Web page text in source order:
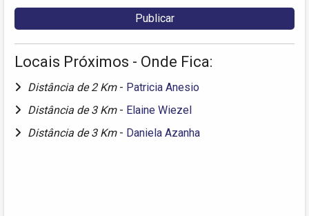
Locais Próximos - Onde Fica:
Distância de 2 Km - Patricia Anesio
Distância de 3 Km - Elaine Wiezel
Distância de 3 Km - Daniela Azanha